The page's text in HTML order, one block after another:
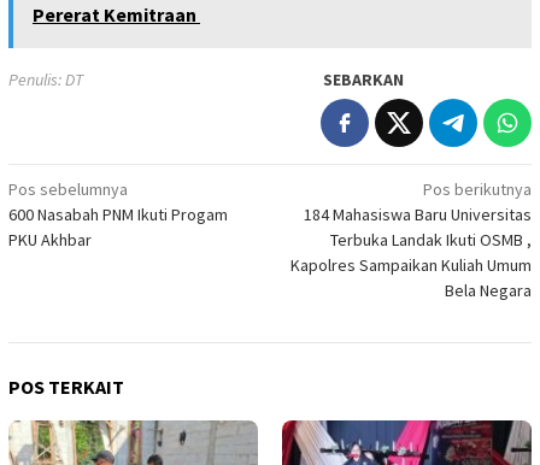
Pererat Kemitraan
Penulis: DT SEBARKAN
Navigasi
pos
Pos sebelumnya
600 Nasabah PNM Ikuti Progam
PKU Akhbar
Pos berikutnya
184 Mahasiswa Baru Universitas
Terbuka Landak Ikuti OSMB ,
Kapolres Sampaikan Kuliah Umum
Bela Negara
POS TERKAIT